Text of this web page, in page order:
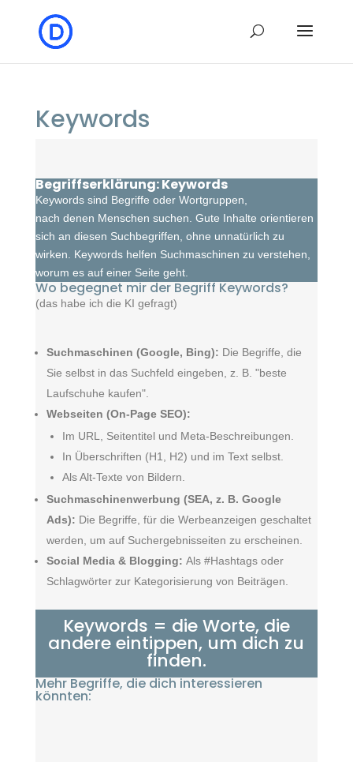
Keywords
Begriffserklärung: Keywords
Keywords sind Begriffe oder Wortgruppen,
nach denen Menschen suchen. Gute Inhalte orientieren
sich an diesen Suchbegriffen, ohne unnatürlich zu
wirken. Keywords helfen Suchmaschinen zu verstehen,
worum es auf einer Seite geht.
Wo begegnet mir der Begriff Keywords?
(das habe ich die KI gefragt)
Suchmaschinen (Google, Bing): Die Begriffe, die
Sie selbst in das Suchfeld eingeben, z. B. "beste
Laufschuhe kaufen".
Webseiten (On-Page SEO):
Im URL, Seitentitel und Meta-Beschreibungen.
In Überschriften (H1, H2) und im Text selbst.
Als Alt-Texte von Bildern.
Suchmaschinenwerbung (SEA, z. B. Google
Ads): Die Begriffe, für die Werbeanzeigen geschaltet
werden, um auf Suchergebnisseiten zu erscheinen.
Social Media & Blogging: Als #Hashtags oder
Schlagwörter zur Kategorisierung von Beiträgen.
Keywords = die Worte, die
andere eintippen, um dich zu
finden.
Mehr Begriffe, die dich interessieren
könnten: